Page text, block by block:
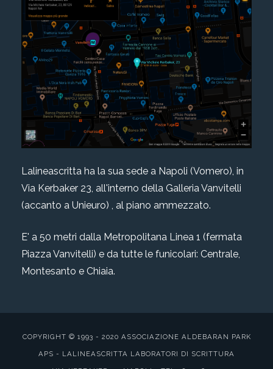
Lalineascritta ha la sua sede a Napoli (Vomero), in
Via Kerbaker 23, all'interno della Galleria Vanvitelli
(accanto a Unieuro) , al piano ammezzato.
E' a 50 metri dalla Metropolitana Linea 1 (fermata
Piazza Vanvitelli) e da tutte le funicolari: Centrale,
Montesanto e Chiaia.
COPYRIGHT © 1993 - 2020 ASSOCIAZIONE ALDEBARAN PARK
APS - LALINEASCRITTA LABORATORI DI SCRITTURA